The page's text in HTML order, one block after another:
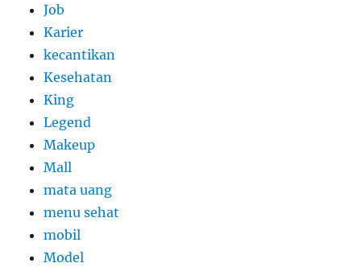
Job
Karier
kecantikan
Kesehatan
King
Legend
Makeup
Mall
mata uang
menu sehat
mobil
Model